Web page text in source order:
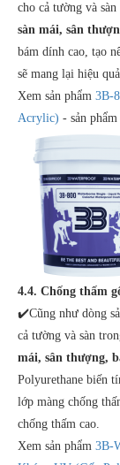
cho cả tường và
sàn mái, sân
bám dính cao, tạo
sẽ mang lại hiệu
Xem sản phẩm 3B-
Acrylic) - sản
4.4. Chống thấm
✔️Cũng như dòng
cả tường và sàn
mái, sân thượng,
Polyurethane biến
lớp màng chống
chống thấm cao.
Xem sản phẩm 3B-